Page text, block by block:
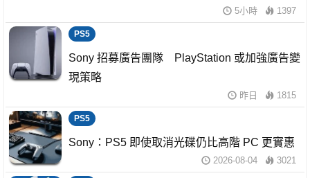
5小時 1397
PS5
Sony 招募廣告團隊 PlayStation 或加強廣告變
現策略
昨日 1815
PS5
Sony：PS5 即使取消光碟仍比高階 PC 更實惠
2026-08-04 3021